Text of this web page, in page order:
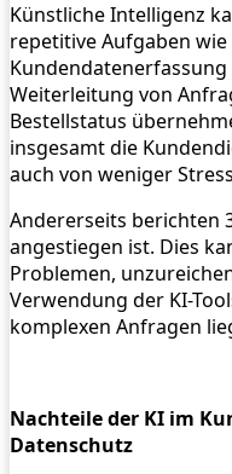
Künstliche Intelligenz
repetitive Aufgaben
Weiterleitung von
Bestellstatus
insgesamt die
auch von weniger
Andererseits berichten
angestiegen ist. Dies
Problemen,
Verwendung der KI-
komplexen Anfragen
Nachteile der KI im
Datenschutz